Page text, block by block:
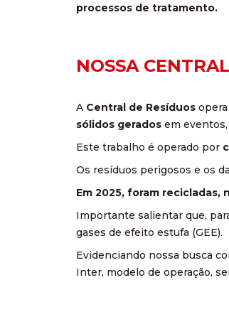
processos de tratamento.
NOSSA
A Central de Resíduos
sólidos gerados em eventos,
Este trabalho é operado por
Os resíduos perigosos e os
Em 2025, foram
Importante salientar que,
gases de efeito estufa (GEE).
Evidenciando nossa busca
Inter, modelo de operação,